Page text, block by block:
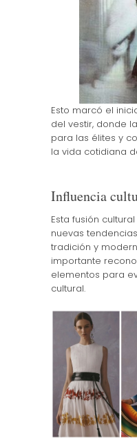
Esto marcó el
del vestir, donde
para las élites y
la vida cotidiana
Influencia
Esta fusión
nuevas
tradición y
importante
elementos para
cultural.